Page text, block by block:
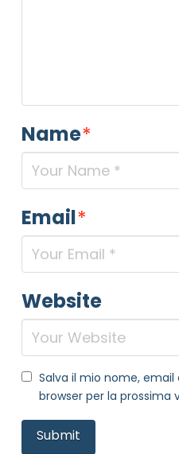
Name*
Email*
Website
Salva il mio nome,
browser per la